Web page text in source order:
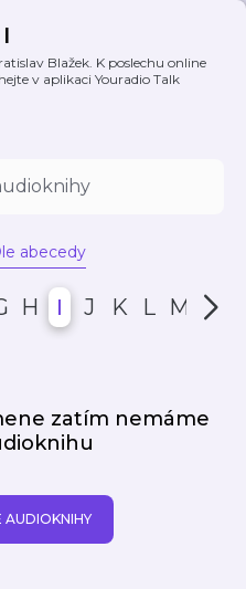
Blažek. K poslechu online
v aplikaci Youradio Talk
abecedy
H I J K L M N
zatím nemáme